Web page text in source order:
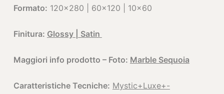
Formato: 120×280 | 60×120 | 10×60
Finitura: Glossy | Satin
Maggiori info prodotto – Foto: Marble Sequoia
Caratteristiche Tecniche: Mystic+Luxe+-